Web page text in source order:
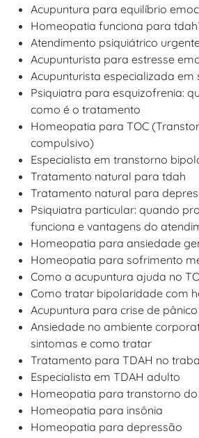
Acupuntura para equilíbrio
Homeopatia funciona para
Atendimento psiquiátrico
Acupunturista para estresse
Acupunturista especializada em
Psiquiatra para esquizofrenia:
como é o tratamento
Homeopatia para TOC
compulsivo)
Especialista em transtorno
Tratamento natural para tdah
Tratamento natural para
Psiquiatra particular: quando
funciona e vantagens do
Homeopatia para ansiedade
Homeopatia para sofrimento
Como a acupuntura ajuda no
Como tratar bipolaridade com
Acupuntura para crise de pânico
Ansiedade no ambiente
sintomas e como tratar
Tratamento para TDAH no
Especialista em TDAH adulto
Homeopatia para transtorno
Homeopatia para insônia
Homeopatia para depressão